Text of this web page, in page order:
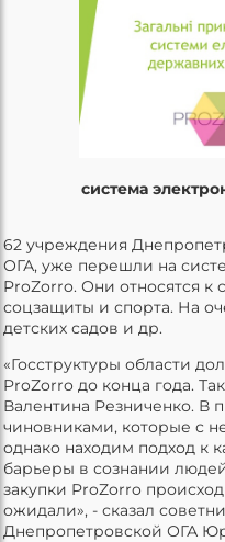
система
62 учреждения
ОГА, уже перешли на
ProZorro. Они относятся
соцзащиты и спорта. На
детских садов и др.
«Госструктуры области
ProZorro до конца года.
Валентина Резниченко. В
чиновниками, которые с
однако находим подход к
барьеры в сознании
закупки ProZorro
ожидали», - сказал
Днепропетровской ОГА